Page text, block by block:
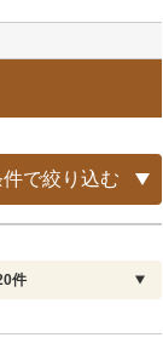
件で絞り込む
解除
可
件